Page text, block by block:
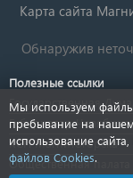
Карта сайта
Обнаружив
Полезные ссылки
Государственная
Губернатор
КСП Магнитогорска
Общественная палата
Мы используем файлы
пребывание на
использование
файлов Cookies.